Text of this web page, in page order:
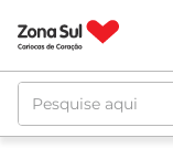
Pesquise aqui